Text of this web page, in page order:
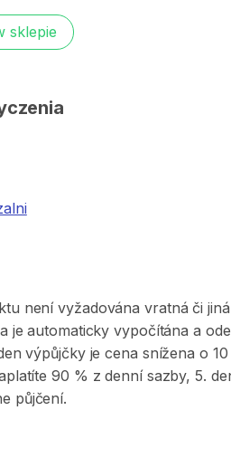
sklepie
není vyžadována vratná či
je automaticky vypočítána a
výpůjčky je cena snížena o
90 % z denní sazby, 5.
půjčení.